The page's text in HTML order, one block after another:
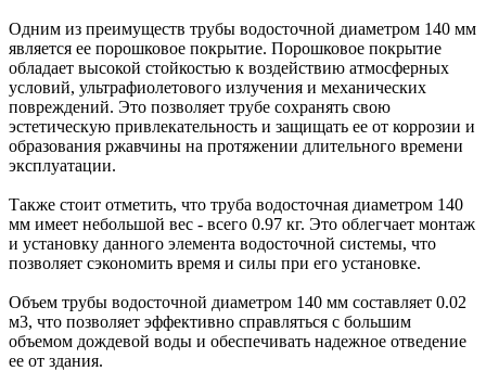
Одним из преимуществ трубы водосточной диаметром 140 мм
является ее порошковое покрытие. Порошковое покрытие
обладает высокой стойкостью к воздействию атмосферных
условий, ультрафиолетового излучения и механических
повреждений. Это позволяет трубе сохранять свою
эстетическую привлекательность и защищать ее от коррозии и
образования ржавчины на протяжении длительного времени
эксплуатации.
Также стоит отметить, что труба водосточная диаметром 140
мм имеет небольшой вес - всего 0.97 кг. Это облегчает монтаж
и установку данного элемента водосточной системы, что
позволяет сэкономить время и силы при его установке.
Объем трубы водосточной диаметром 140 мм составляет 0.02
м3, что позволяет эффективно справляться с большим
объемом дождевой воды и обеспечивать надежное отведение
ее от здания.